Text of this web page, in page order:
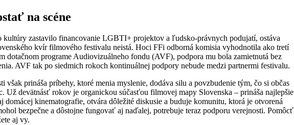
na scéne
kultúry zastavilo financovanie LGBTI+ projektov a ľudsko-právnych podujatí, ostáva
kvír filmového festivalu neistá. Hoci FFi odborná komisia vyhodnotila ako tretí
dotačnom programe Audiovizuálneho fondu (AVF), podpora mu bola zamietnutá bez
AVF tak po siedmich rokoch kontinuálnej podpory nebude medzi partnermi festivalu.
však prináša príbehy, ktoré menia myslenie, dodáva silu a povzbudenie tým, čo si občas
Už devätnásť rokov je organickou súčasťou filmovej mapy Slovenska – prináša najlepšie
kinematografie, otvára dôležité diskusie a buduje komunitu, ktorá je otvorená
bezpečne a dôstojne fungovať aj naďalej, potrebuje teraz podporu verejnosti. Pomôcť
aj vy.